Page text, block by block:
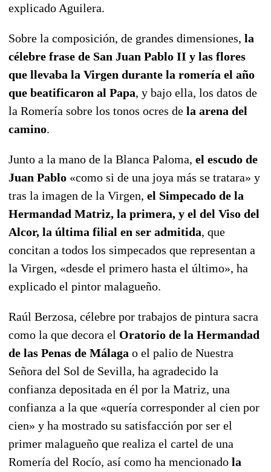
explicado Aguilera.
Sobre la composición, de grandes dimensiones, la
célebre frase de San Juan Pablo II y las flores
que llevaba la Virgen durante la romería el año
que beatificaron al Papa, y bajo ella, los datos de
la Romería sobre los tonos ocres de la arena del
camino.
Junto a la mano de la Blanca Paloma, el escudo de
Juan Pablo «como si de una joya más se tratara» y
tras la imagen de la Virgen, el Simpecado de la
Hermandad Matriz, la primera, y el del Viso del
Alcor, la última filial en ser admitida, que
concitan a todos los simpecados que representan a
la Virgen, «desde el primero hasta el último», ha
explicado el pintor malagueño.
Raúl Berzosa, célebre por trabajos de pintura sacra
como la que decora el Oratorio de la Hermandad
de las Penas de Málaga o el palio de Nuestra
Señora del Sol de Sevilla, ha agradecido la
confianza depositada en él por la Matriz, una
confianza a la que «quería corresponder al cien por
cien» y ha mostrado su satisfacción por ser el
primer malagueño que realiza el cartel de una
Romería del Rocío, así como ha mencionado la